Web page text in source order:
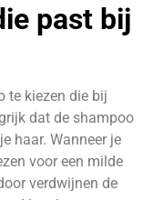
past bij
te kiezen die bij
dat de shampoo
haar. Wanneer je
voor een milde
verdwijnen de